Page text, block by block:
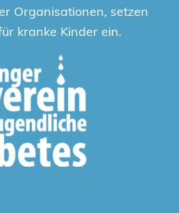
Organisationen, setzen
kranke Kinder ein.